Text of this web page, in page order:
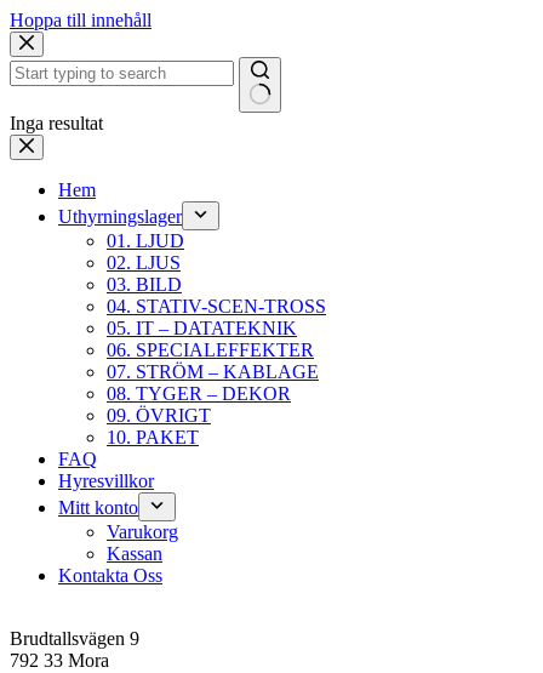
Hoppa till innehåll
Inga resultat
Hem
Uthyrningslager
01. LJUD
02. LJUS
03. BILD
04. STATIV-SCEN-TROSS
05. IT – DATATEKNIK
06. SPECIALEFFEKTER
07. STRÖM – KABLAGE
08. TYGER – DEKOR
09. ÖVRIGT
10. PAKET
FAQ
Hyresvillkor
Mitt konto
Varukorg
Kassan
Kontakta Oss
Brudtallsvägen 9
792 33 Mora